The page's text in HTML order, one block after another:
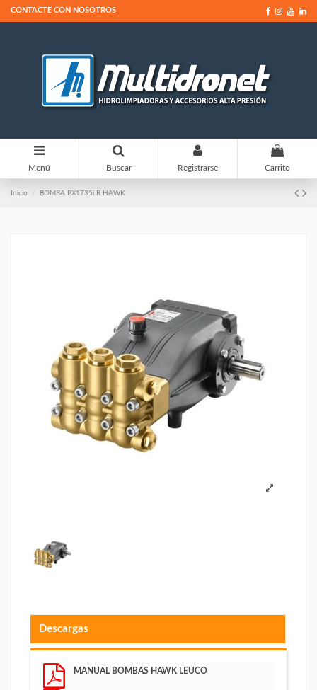
CONTACTE CON NOSOTROS
Menú Buscar Registrarse
0
Carrito
Inicio BOMBA PX1735i R HAWK
Descargas
MANUAL BOMBAS HAWK LEUCO